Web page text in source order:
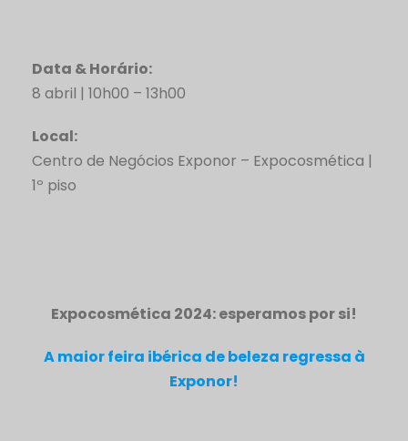
Data & Horário:
8 abril | 10h00 – 13h00
Local:
Centro de Negócios Exponor – Expocosmética |
1º piso
Expocosmética 2024: esperamos por si!
A maior feira ibérica de beleza regressa à
Exponor!